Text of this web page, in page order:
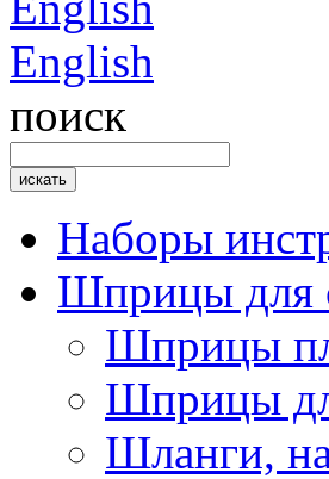
English
поиск
Наборы
Шприцы для
Шприцы
Шприцы
Шланги,